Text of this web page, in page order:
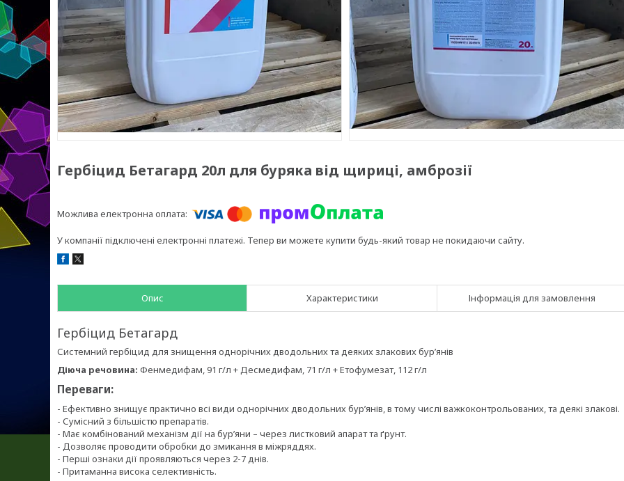
Гербіцид Бетагард 20л для буряка від щириці, амброзії
У компанії підключені електронні платежі. Тепер ви можете купити будь-який товар не покидаючи сайту.
Опис Характеристики Інформація для замовлення
Гербіцид Бетагард
Системний гербіцид для знищення однорічних дводольних та деяких злакових бур’янів
Діюча речовина: Фенмедифам, 91 г/л + Десмедифам, 71 г/л + Етофумезат, 112 г/л
Переваги:
- Ефективно знищує практично всі види однорічних дводольних бур’янів, в тому числі важкоконтрольованих, та деякі злакові.
- Сумісний з більшістю препаратів.
- Має комбінований механізм дії на бур’яни – через листковий апарат та ґрунт.
- Дозволяє проводити обробки до змикання в міжряддях.
- Перші ознаки дії проявляються через 2-7 днів.
- Притаманна висока селективність.